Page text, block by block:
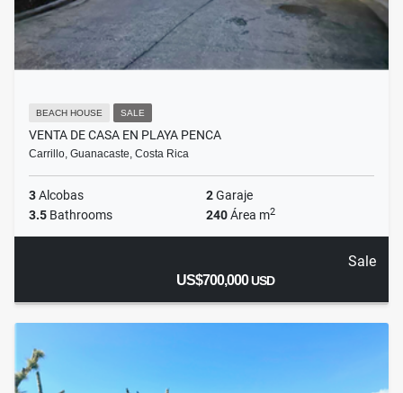
BEACH HOUSE SALE
VENTA DE CASA EN PLAYA PENCA
Carrillo, Guanacaste, Costa Rica
3Alcobas 2Garaje
3.5 Bathrooms 240Área m2
Sale
US$700,000USD